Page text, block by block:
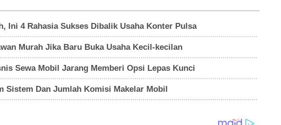
Ini 4 Rahasia Sukses Dibalik Usaha Konter Pulsa
Murah Jika Baru Buka Usaha Kecil-kecilan
Sewa Mobil Jarang Memberi Opsi Lepas Kunci
Sistem Dan Jumlah Komisi Makelar Mobil